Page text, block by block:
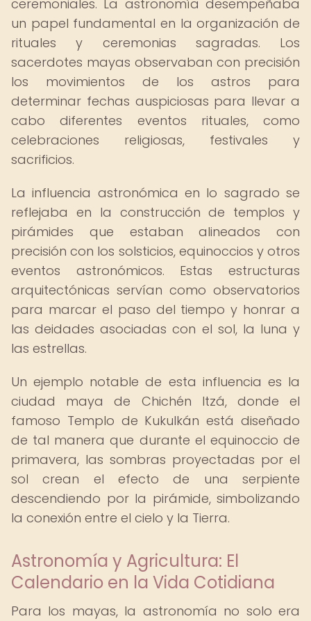
ceremoniales. La astronomía desempeñaba
un papel fundamental en la organización de
rituales y ceremonias sagradas. Los
sacerdotes mayas observaban con precisión
los movimientos de los astros para
determinar fechas auspiciosas para llevar a
cabo diferentes eventos rituales, como
celebraciones religiosas, festivales y
sacrificios.
La influencia astronómica en lo sagrado se
reflejaba en la construcción de templos y
pirámides que estaban alineados con
precisión con los solsticios, equinoccios y otros
eventos astronómicos. Estas estructuras
arquitectónicas servían como observatorios
para marcar el paso del tiempo y honrar a
las deidades asociadas con el sol, la luna y
las estrellas.
Un ejemplo notable de esta influencia es la
ciudad maya de Chichén Itzá, donde el
famoso Templo de Kukulkán está diseñado
de tal manera que durante el equinoccio de
primavera, las sombras proyectadas por el
sol crean el efecto de una serpiente
descendiendo por la pirámide, simbolizando
la conexión entre el cielo y la Tierra.
Astronomía y Agricultura: El
Calendario en la Vida Cotidiana
Para los mayas, la astronomía no solo era